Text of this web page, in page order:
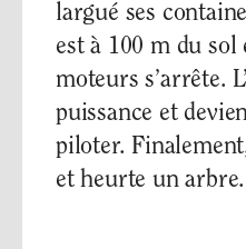
largué ses
est à 100 m du sol
moteurs s’arrête.
puissance et
piloter.
et heurte un arbre.